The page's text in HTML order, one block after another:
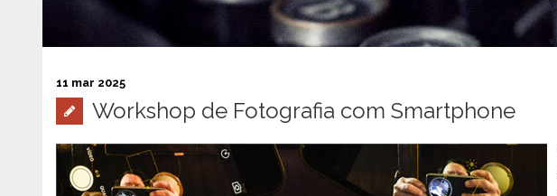
11 mar 2025
Workshop de Fotografia com Smartphone